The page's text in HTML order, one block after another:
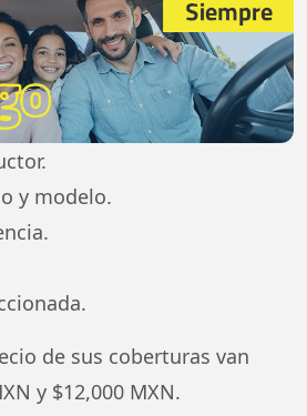
y modelo.
de sus coberturas van
y $12,000 MXN.